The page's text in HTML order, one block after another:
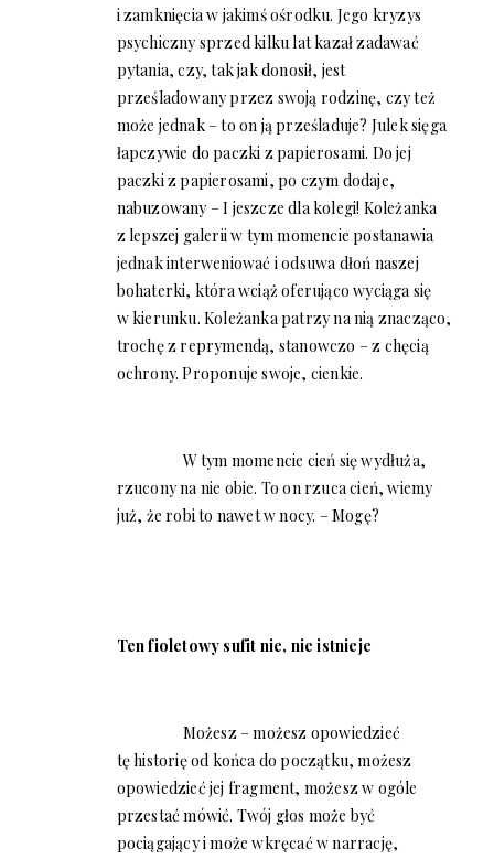
i zamknięcia w jakimś ośrodku. Jego kryzys
psychiczny sprzed kilku lat kazał zadawać
pytania, czy, tak jak donosił, jest
prześladowany przez swoją rodzinę, czy też
może jednak – to on ją prześladuje? Julek sięga
łapczywie do paczki z papierosami. Do jej
paczki z papierosami, po czym dodaje,
nabuzowany – I jeszcze dla kolegi! Koleżanka
z lepszej galerii w tym momencie postanawia
jednak interweniować i odsuwa dłoń naszej
bohaterki, która wciąż oferująco wyciąga się
w kierunku. Koleżanka patrzy na nią znacząco,
trochę z reprymendą, stanowczo – z chęcią
ochrony. Proponuje swoje, cienkie.
W tym momencie cień się wydłuża,
rzucony na nie obie. To on rzuca cień, wiemy
już, że robi to nawet w nocy. – Mogę?
Ten fioletowy sufit nie, nie istnieje
Możesz – możesz opowiedzieć
tę historię od końca do początku, możesz
opowiedzieć jej fragment, możesz w ogóle
przestać mówić. Twój głos może być
pociągający i może wkręcać w narrację,